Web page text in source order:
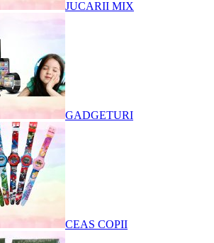
JUCARII MIX
GADGETURI
CEAS COPII